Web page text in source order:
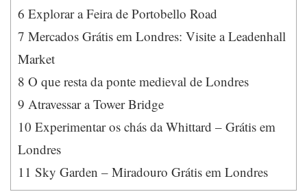
6 Explorar a Feira de Portobello Road
7 Mercados Grátis em Londres: Visite a Leadenhall
Market
8 O que resta da ponte medieval de Londres
9 Atravessar a Tower Bridge
10 Experimentar os chás da Whittard – Grátis em
Londres
11 Sky Garden – Miradouro Grátis em Londres